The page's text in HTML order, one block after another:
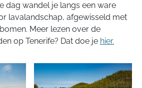
dag wandel je langs een ware
lavalandschap, afgewisseld met
Meer lezen over de
op Tenerife? Dat doe je hier.